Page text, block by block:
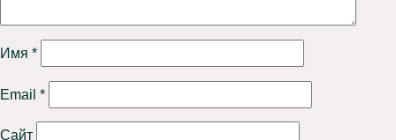
Имя *
Email *
Сайт